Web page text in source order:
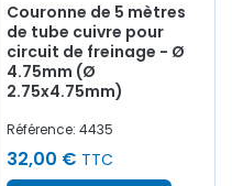
Couronne de 5 mètres
de tube cuivre pour
circuit de freinage - Ø
4.75mm (Ø
2.75x4.75mm)
Référence: 4435
32,00 € TTC